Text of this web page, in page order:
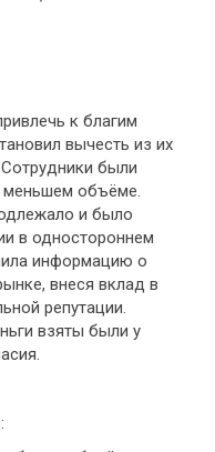
к благим
вычесть из их
были
меньшем объёме.
и было
в одностороннем
информацию о
внеся вклад в
репутации.
взяты были у